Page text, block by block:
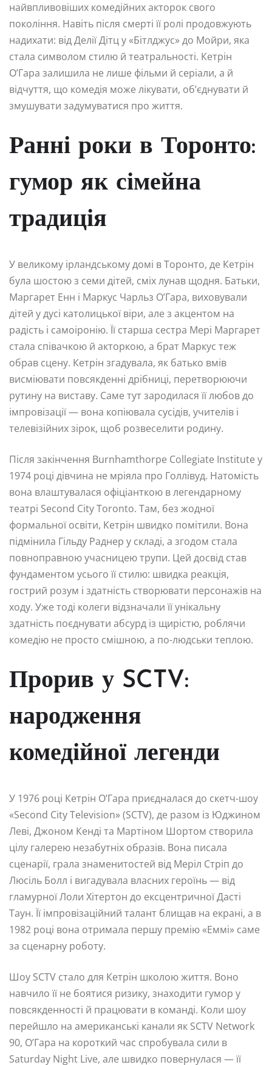
найвпливовіших комедійних акторок свого
покоління. Навіть після смерті її ролі продовжують
надихати: від Делії Дітц у «Бітлджус» до Мойри, яка
стала символом стилю й театральності. Кетрін
О’Гара залишила не лише фільми й серіали, а й
відчуття, що комедія може лікувати, об’єднувати й
змушувати задумуватися про життя.
Ранні роки в Торонто:
гумор як сімейна
традиція
У великому ірландському домі в Торонто, де Кетрін
була шостою з семи дітей, сміх лунав щодня. Батьки,
Маргарет Енн і Маркус Чарльз О’Гара, виховували
дітей у дусі католицької віри, але з акцентом на
радість і самоіронію. Її старша сестра Мері Маргарет
стала співачкою й акторкою, а брат Маркус теж
обрав сцену. Кетрін згадувала, як батько вмів
висміювати повсякденні дрібниці, перетворюючи
рутину на виставу. Саме тут зародилася її любов до
імпровізації — вона копіювала сусідів, учителів і
телевізійних зірок, щоб розвеселити родину.
Після закінчення Burnhamthorpe Collegiate Institute у
1974 році дівчина не мріяла про Голлівуд. Натомість
вона влаштувалася офіціанткою в легендарному
театрі Second City Toronto. Там, без жодної
формальної освіти, Кетрін швидко помітили. Вона
підмінила Гільду Раднер у складі, а згодом стала
повноправною учасницею трупи. Цей досвід став
фундаментом усього її стилю: швидка реакція,
гострий розум і здатність створювати персонажів на
ходу. Уже тоді колеги відзначали її унікальну
здатність поєднувати абсурд із щирістю, роблячи
комедію не просто смішною, а по-людськи теплою.
Прорив у SCTV:
народження
комедійної легенди
У 1976 році Кетрін О’Гара приєдналася до скетч-шоу
«Second City Television» (SCTV), де разом із Юджином
Леві, Джоном Кенді та Мартіном Шортом створила
цілу галерею незабутніх образів. Вона писала
сценарії, грала знаменитостей від Меріл Стріп до
Люсіль Болл і вигадувала власних героїнь — від
гламурної Лоли Хітертон до ексцентричної Дасті
Таун. Її імпровізаційний талант блищав на екрані, а в
1982 році вона отримала першу премію «Еммі» саме
за сценарну роботу.
Шоу SCTV стало для Кетрін школою життя. Воно
навчило її не боятися ризику, знаходити гумор у
повсякденності й працювати в команді. Коли шоу
перейшло на американські канали як SCTV Network
90, О’Гара на короткий час спробувала сили в
Saturday Night Live, але швидко повернулася — її